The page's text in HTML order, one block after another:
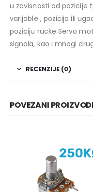
u zavisnosti od pozicije
varijable , pozicija ili
poziciju rucke Servo
signala, kao i mnogi
RECENZIJE (0)
POVEZANI PROIZVODI